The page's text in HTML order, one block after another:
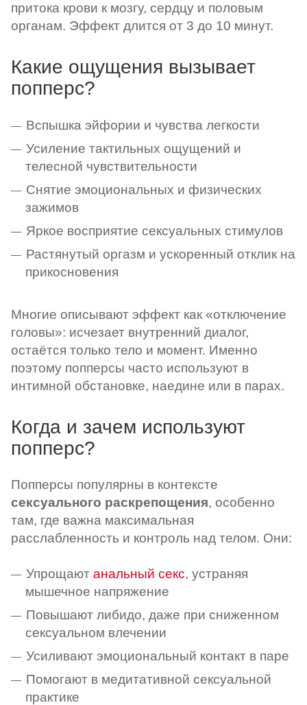
притока крови к мозгу, сердцу и половым
органам. Эффект длится от 3 до 10 минут.
Какие ощущения вызывает
попперс?
Вспышка эйфории и чувства легкости
Усиление тактильных ощущений и
телесной чувствительности
Снятие эмоциональных и физических
зажимов
Яркое восприятие сексуальных стимулов
Растянутый оргазм и ускоренный отклик на
прикосновения
Многие описывают эффект как «отключение
головы»: исчезает внутренний диалог,
остаётся только тело и момент. Именно
поэтому попперсы часто используют в
интимной обстановке, наедине или в парах.
Когда и зачем используют
попперс?
Попперсы популярны в контексте
сексуального раскрепощения, особенно
там, где важна максимальная
расслабленность и контроль над телом. Они:
Упрощают анальный секс, устраняя
мышечное напряжение
Повышают либидо, даже при сниженном
сексуальном влечении
Усиливают эмоциональный контакт в паре
Помогают в медитативной сексуальной
практике